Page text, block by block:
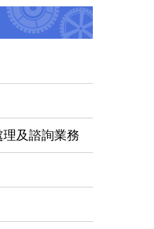
及諮詢業務